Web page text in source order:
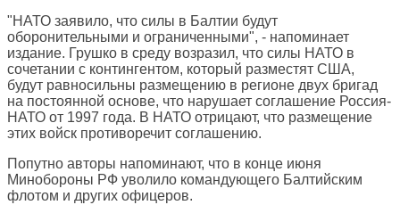
"НАТО заявило, что силы в Балтии будут
оборонительными и ограниченными", - напоминает
издание. Грушко в среду возразил, что силы НАТО в
сочетании с контингентом, который разместят США,
будут равносильны размещению в регионе двух бригад
на постоянной основе, что нарушает соглашение Россия-
НАТО от 1997 года. В НАТО отрицают, что размещение
этих войск противоречит соглашению.
Попутно авторы напоминают, что в конце июня
Минобороны РФ уволило командующего Балтийским
флотом и других офицеров.